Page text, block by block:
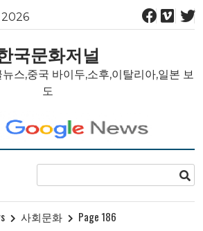
국문화저널
스,중국 바이두,소후,이탈리아,일본 보
도
사회문화 Page 186